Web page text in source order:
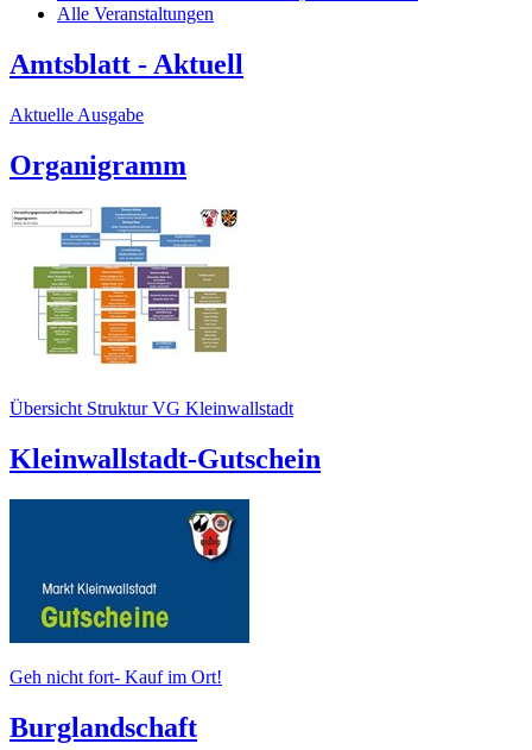
Alle Veranstaltungen
Amtsblatt - Aktuell
Aktuelle Ausgabe
Organigramm
Übersicht Struktur VG Kleinwallstadt
Kleinwallstadt-Gutschein
Geh nicht fort- Kauf im Ort!
Burglandschaft